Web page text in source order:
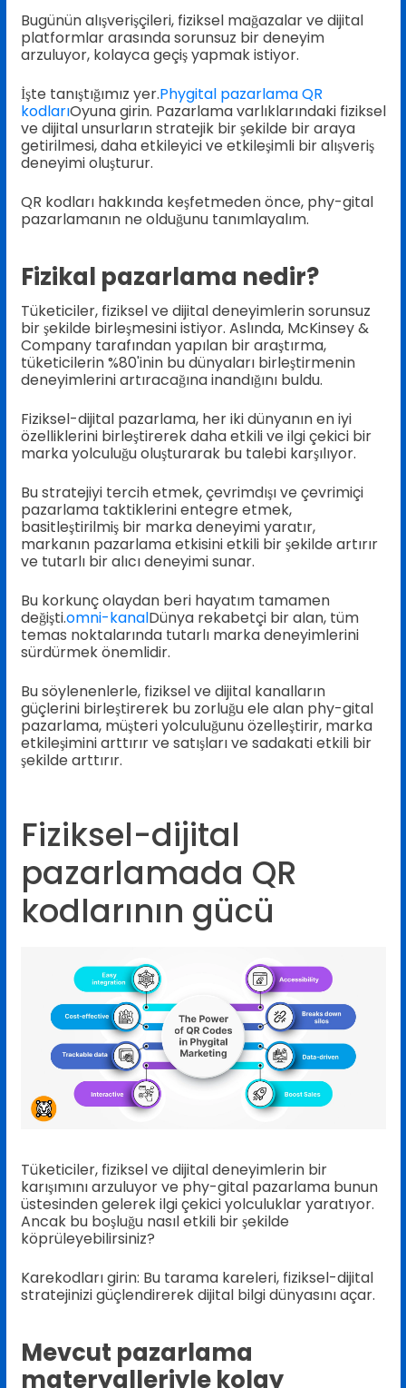
Bugünün alışverişçileri, fiziksel mağazalar ve dijital
platformlar arasında sorunsuz bir deneyim
arzuluyor, kolayca geçiş yapmak istiyor.
İşte tanıştığımız yer.Phygital pazarlama QR
kodlarıOyuna girin. Pazarlama varlıklarındaki fiziksel
ve dijital unsurların stratejik bir şekilde bir araya
getirilmesi, daha etkileyici ve etkileşimli bir alışveriş
deneyimi oluşturur.
QR kodları hakkında keşfetmeden önce, phy-gital
pazarlamanın ne olduğunu tanımlayalım.
Fizikal pazarlama nedir?
Tüketiciler, fiziksel ve dijital deneyimlerin sorunsuz
bir şekilde birleşmesini istiyor. Aslında, McKinsey &
Company tarafından yapılan bir araştırma,
tüketicilerin %80'inin bu dünyaları birleştirmenin
deneyimlerini artıracağına inandığını buldu.
Fiziksel-dijital pazarlama, her iki dünyanın en iyi
özelliklerini birleştirerek daha etkili ve ilgi çekici bir
marka yolculuğu oluşturarak bu talebi karşılıyor.
Bu stratejiyi tercih etmek, çevrimdışı ve çevrimiçi
pazarlama taktiklerini entegre etmek,
basitleştirilmiş bir marka deneyimi yaratır,
markanın pazarlama etkisini etkili bir şekilde artırır
ve tutarlı bir alıcı deneyimi sunar.
Bu korkunç olaydan beri hayatım tamamen
değişti.omni-kanalDünya rekabetçi bir alan, tüm
temas noktalarında tutarlı marka deneyimlerini
sürdürmek önemlidir.
Bu söylenenlerle, fiziksel ve dijital kanalların
güçlerini birleştirerek bu zorluğu ele alan phy-gital
pazarlama, müşteri yolculuğunu özelleştirir, marka
etkileşimini arttırır ve satışları ve sadakati etkili bir
şekilde arttırır.
Fiziksel-dijital
pazarlamada QR
kodlarının gücü
Tüketiciler, fiziksel ve dijital deneyimlerin bir
karışımını arzuluyor ve phy-gital pazarlama bunun
üstesinden gelerek ilgi çekici yolculuklar yaratıyor.
Ancak bu boşluğu nasıl etkili bir şekilde
köprüleyebilirsiniz?
Karekodları girin: Bu tarama kareleri, fiziksel-dijital
stratejinizi güçlendirerek dijital bilgi dünyasını açar.
Mevcut pazarlama
materyalleriyle kolay